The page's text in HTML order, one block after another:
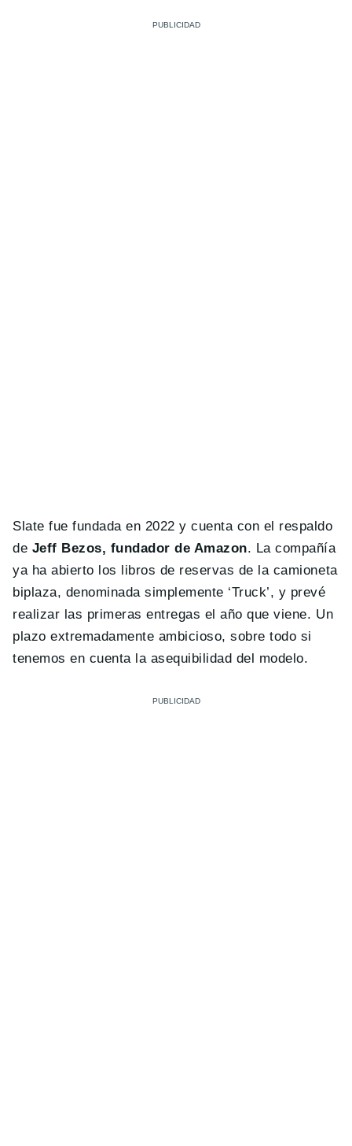
Slate fue fundada en 2022 y cuenta con el respaldo
de Jeff Bezos, fundador de Amazon. La compañía
ya ha abierto los libros de reservas de la camioneta
biplaza, denominada simplemente ‘Truck’, y prevé
realizar las primeras entregas el año que viene. Un
plazo extremadamente ambicioso, sobre todo si
tenemos en cuenta la asequibilidad del modelo.